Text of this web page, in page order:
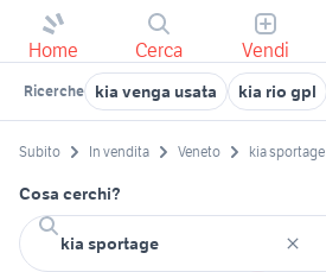
Home Cerca Vendi
Ricerche kia venga usata kia rio gpl
Subito In vendita Veneto kia sportage
Cosa cerchi?